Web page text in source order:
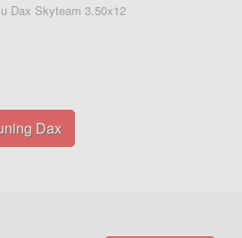
Dax Skyteam 3.50x12
Dax